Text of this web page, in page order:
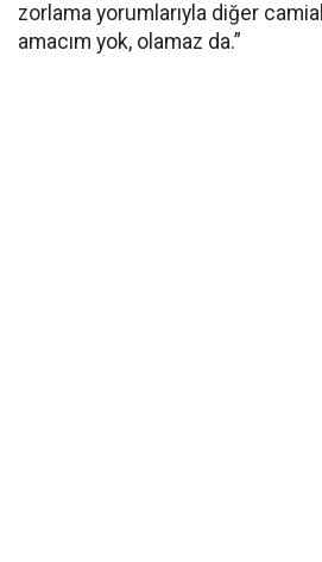
zorlama yorumlarıyla diğer
amacım yok, olamaz da.”